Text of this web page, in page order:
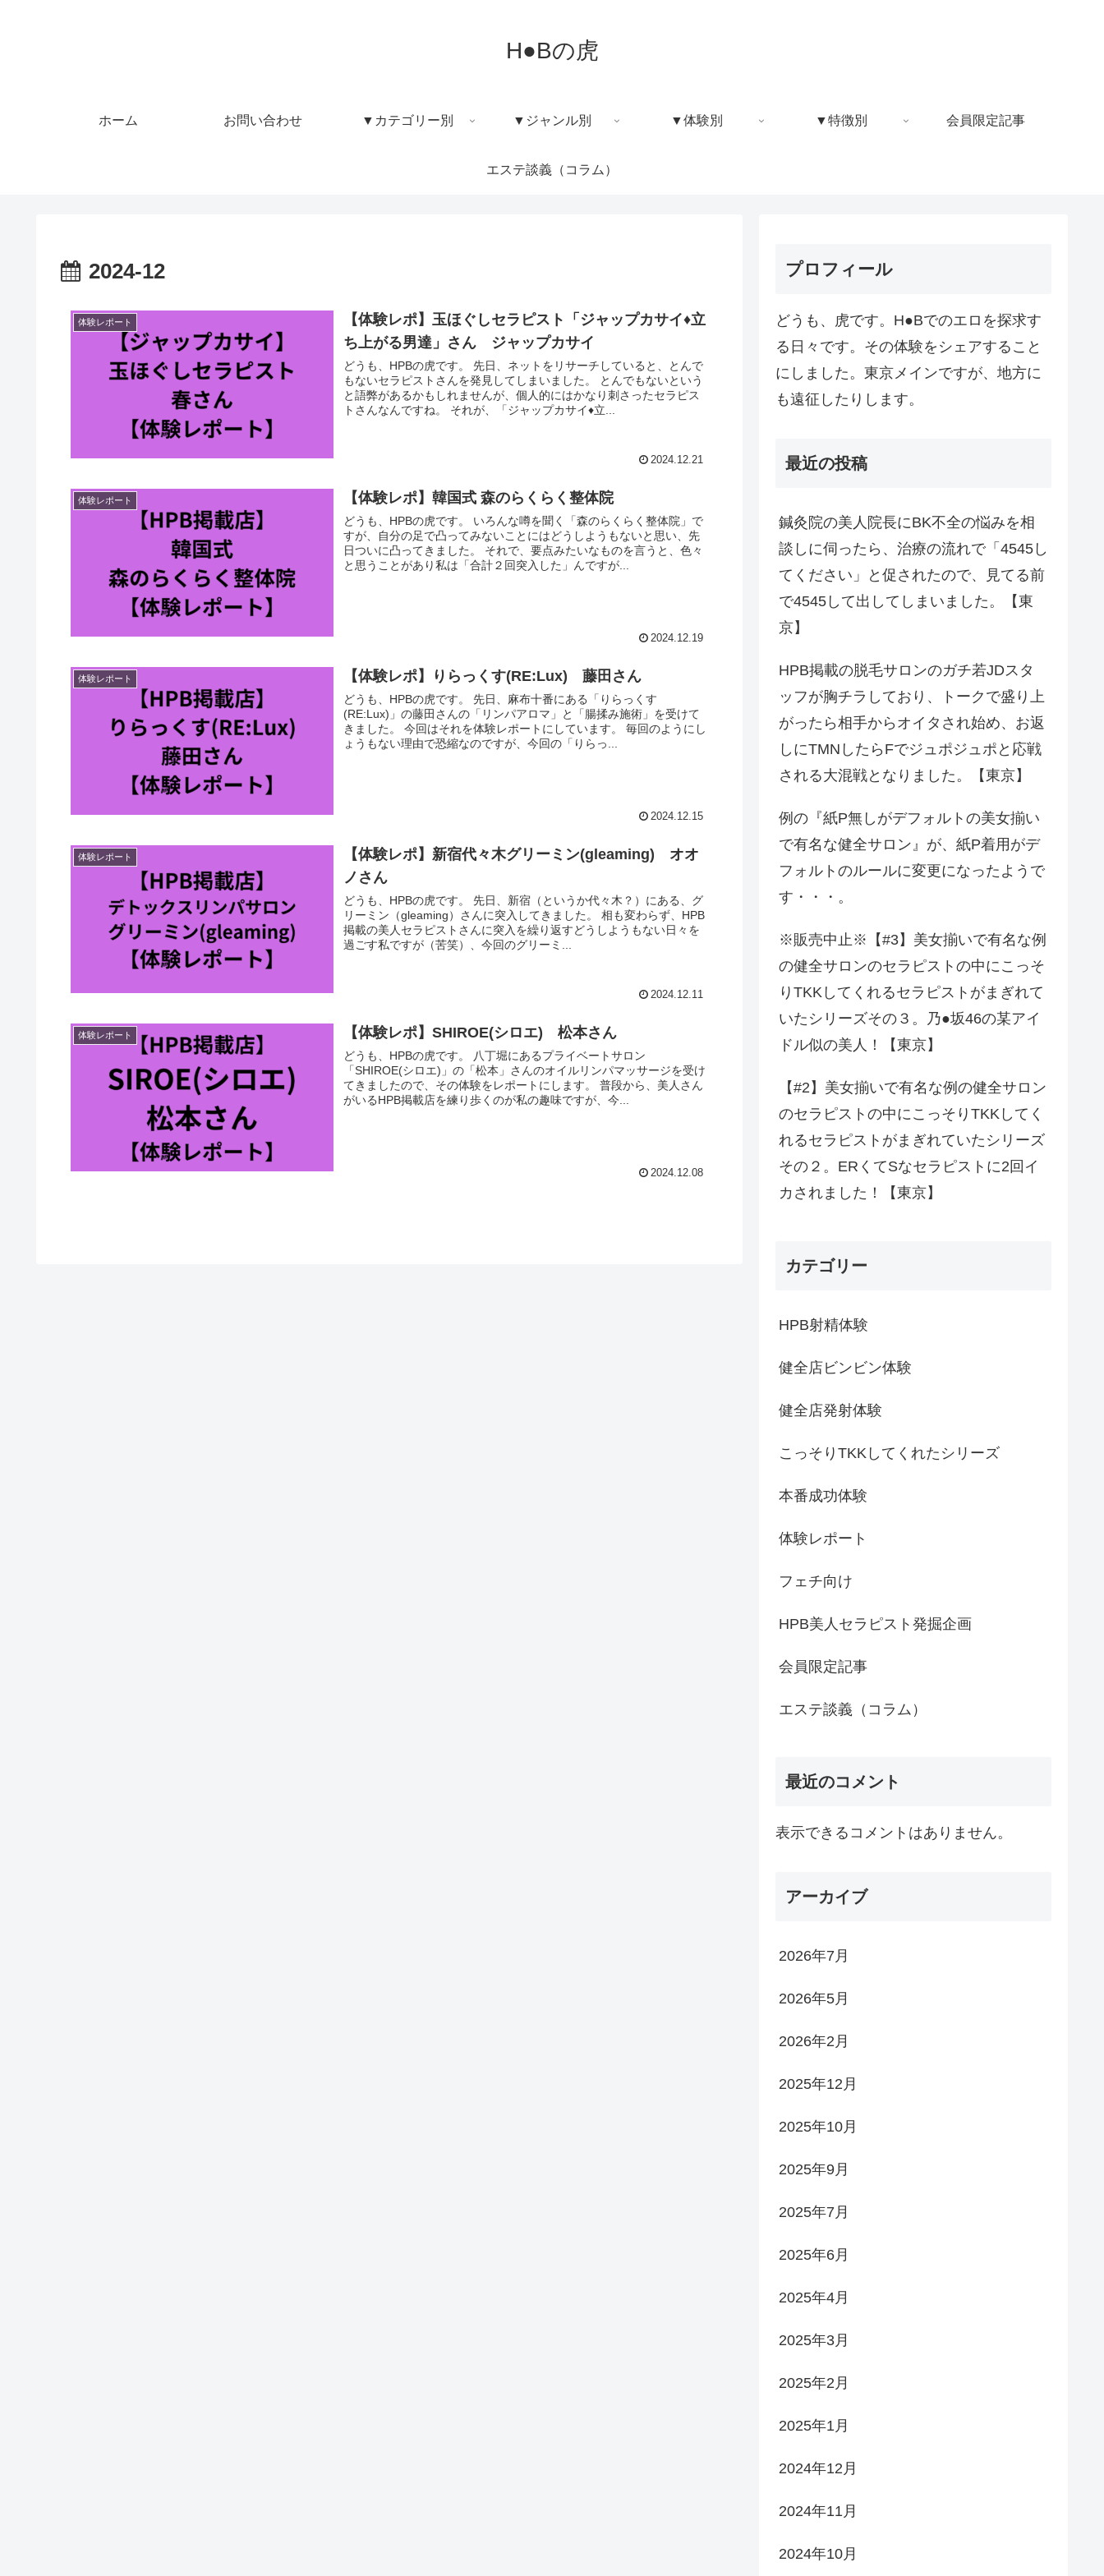
H●Bの虎
ホーム お問い合わせ ▼カテゴリー別 ▼ジャンル別 ▼体験別 ▼特徴別 会員限定記事
エステ談義（コラム）
2024-12
体験レポート
【体験レポ】玉ほぐしセラピスト「ジャップカサイ♦立
ち上がる男達」さん ジャップカサイ
どうも、HPBの虎です。 先日、ネットをリサーチしていると、とんで
もないセラピストさんを発見してしまいました。 とんでもないという
と語弊があるかもしれませんが、個人的にはかなり刺さったセラピス
トさんなんですね。 それが、「ジャップカサイ♦立...
2024.12.21
体験レポート 【体験レポ】韓国式 森のらくらく整体院
どうも、HPBの虎です。 いろんな噂を聞く「森のらくらく整体院」で
すが、自分の足で凸ってみないことにはどうしようもないと思い、先
日ついに凸ってきました。 それで、要点みたいなものを言うと、色々
と思うことがあり私は「合計２回突入した」んですが...
2024.12.19
体験レポート 【体験レポ】りらっくす(RE:Lux) 藤田さん
どうも、HPBの虎です。 先日、麻布十番にある「りらっくす
(RE:Lux)」の藤田さんの「リンパアロマ」と「腸揉み施術」を受けて
きました。 今回はそれを体験レポートにしています。 毎回のようにし
ょうもない理由で恐縮なのですが、今回の「りらっ...
2024.12.15
体験レポート
【体験レポ】新宿代々木グリーミン(gleaming) オオ
ノさん
どうも、HPBの虎です。 先日、新宿（というか代々木？）にある、グ
リーミン（gleaming）さんに突入してきました。 相も変わらず、HPB
掲載の美人セラピストさんに突入を繰り返すどうしようもない日々を
過ごす私ですが（苦笑）、今回のグリーミ...
2024.12.11
体験レポート 【体験レポ】SHIROE(シロエ) 松本さん
どうも、HPBの虎です。 八丁堀にあるプライベートサロン
「SHIROE(シロエ)」の「松本」さんのオイルリンパマッサージを受け
てきましたので、その体験をレポートにします。 普段から、美人さん
がいるHPB掲載店を練り歩くのが私の趣味ですが、今...
2024.12.08
プロフィール
どうも、虎です。H●Bでのエロを探求す
る日々です。その体験をシェアすること
にしました。東京メインですが、地方に
も遠征したりします。
最近の投稿
鍼灸院の美人院長にBK不全の悩みを相
談しに伺ったら、治療の流れで「4545し
てください」と促されたので、見てる前
で4545して出してしまいました。【東
京】
HPB掲載の脱毛サロンのガチ若JDスタ
ッフが胸チラしており、トークで盛り上
がったら相手からオイタされ始め、お返
しにTMNしたらFでジュポジュポと応戦
される大混戦となりました。【東京】
例の『紙P無しがデフォルトの美女揃い
で有名な健全サロン』が、紙P着用がデ
フォルトのルールに変更になったようで
す・・・。
※販売中止※【#3】美女揃いで有名な例
の健全サロンのセラピストの中にこっそ
りTKKしてくれるセラピストがまぎれて
いたシリーズその３。乃●坂46の某アイ
ドル似の美人！【東京】
【#2】美女揃いで有名な例の健全サロン
のセラピストの中にこっそりTKKしてく
れるセラピストがまぎれていたシリーズ
その２。ERくてSなセラピストに2回イ
カされました！【東京】
カテゴリー
HPB射精体験
健全店ビンビン体験
健全店発射体験
こっそりTKKしてくれたシリーズ
本番成功体験
体験レポート
フェチ向け
HPB美人セラピスト発掘企画
会員限定記事
エステ談義（コラム）
最近のコメント
表示できるコメントはありません。
アーカイブ
2026年7月
2026年5月
2026年2月
2025年12月
2025年10月
2025年9月
2025年7月
2025年6月
2025年4月
2025年3月
2025年2月
2025年1月
2024年12月
2024年11月
2024年10月